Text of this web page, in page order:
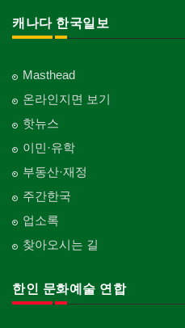
캐나다 한국일보
Masthead
온라인지면 보기
핫뉴스
이민·유학
부동산·재정
주간한국
업소록
찾아오시는 길
한인 문화예술 연합